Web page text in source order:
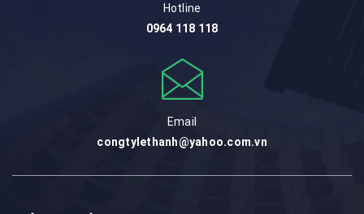
Hotline
0964 118 118
Email
congtylethanh@yahoo.com.vn